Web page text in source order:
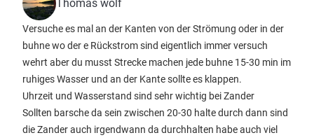
Thomas wolf
Versuche es mal an der Kanten von der Strömung oder in der
buhne wo der e Rückstrom sind eigentlich immer versuch
wehrt aber du musst Strecke machen jede buhne 15-30 min im
ruhiges Wasser und an der Kante sollte es klappen.
Uhrzeit und Wasserstand sind sehr wichtig bei Zander
Sollten barsche da sein zwischen 20-30 halte durch dann sind
die Zander auch irgendwann da durchhalten habe auch viel